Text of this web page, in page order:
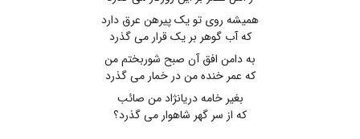
همیشه روی تو یک پیرهن عرق دارد
که آب گوهر بر یک قرار می گذرد
به دامن افق آن صبح شوربختم من
که عمر خنده من در خمار می گذرد
بغیر خامه دریانژاد من صائب
که از سر گهر شاهوار می گذرد؟